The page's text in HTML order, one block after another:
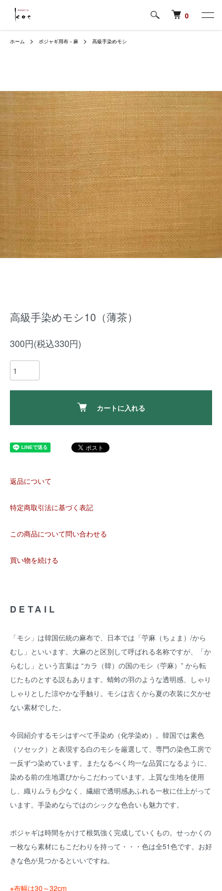
0
ホーム ポジャギ用布－麻 高級手染めモシ
高級手染めモシ10（薄茶）
300円(税込330円)
カートに入れる
返品について
特定商取引法に基づく表記
この商品について問い合わせる
買い物を続ける
DETAIL
「モシ」は韓国伝統の麻布で、日本では「苧麻（ちょま）/から
むし」といいます。大麻のと区別して呼ばれる名称ですが、「か
らむし」という言葉は “カラ（韓）の国のモシ（苧麻）” から転
じたものとする説もあります。蜻蛉の羽のような透明感、しゃり
しゃりとした涼やかな手触り。モシは古くから夏の衣装に欠かせ
ない素材でした。
今回紹介するモシはすべて手染め（化学染め）。韓国では素色
（ソセック）と表現する白のモシを厳選して、専門の染色工房で
一反ずつ染めています。またなるべく均一な品質になるように、
染める前の生地選びからこだわっています。上質な生地を使用
し、織りムラも少なく、繊細で透明感あふれる一枚に仕上がって
います。手染めならではのシックな色合いも魅力です。
ポジャギは時間をかけて根気強く完成していくもの。せっかくの
一枚なら素材にもこだわりを持って・・・色は全51色です。お好
きな色が見つかるといいですね。
※布幅は30～32cm